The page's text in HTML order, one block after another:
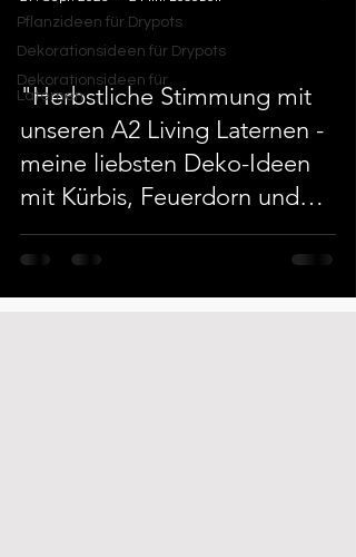
Pflanzideen für Drypots
Dekorationsideen für Drypots
Dekorationsideen für
Laternen
"Herbstliche Stimmung mit
unseren A2 Living Laternen -
meine liebsten Deko-Ideen
mit Kürbis, Feuerdorn und
Kerzen"